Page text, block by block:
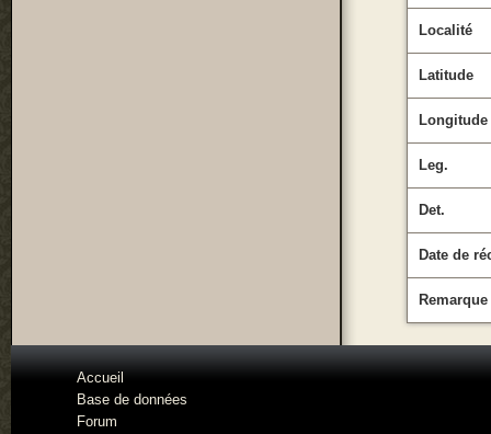
Localité
Latitude
Longitude
Leg.
Det.
Date de
Remarque
Accueil
Base de données
Forum